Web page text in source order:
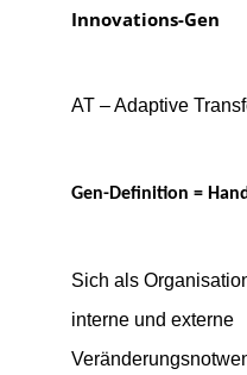
Innovations-Gen
AT – Adaptive
Gen-Definition =
Sich als
interne und externe